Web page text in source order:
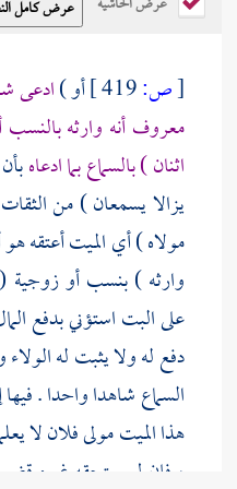
[ص: أو )ادعى
معروف أنه وارثه
اثنان ) بالسماع بما ادعاه
يزالا يسمعان ) من
مولاه ) أي الميت أعتقه
وارثه ) بنسب أو زوجية
على البت استؤني بدفع
دفع له ولا يثبت له
السماع شاهدا واحدا .
هذا الميت مولى فلان لا
، فإن لم يستحقه غيره